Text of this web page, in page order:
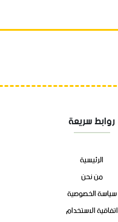
روابط سريعة
الرئيسية
من نحن
سياسة الخصوصية
اتفاقية الاستخدام